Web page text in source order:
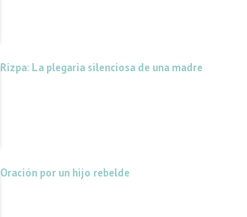
Rizpa: La plegaria silenciosa de una madre
Oración por un hijo rebelde